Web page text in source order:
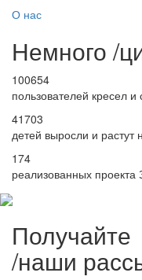
О нас
Немного /
100654
пользователей кресел
41703
детей выросли и растут
174
реализованных
Получайте
/наши